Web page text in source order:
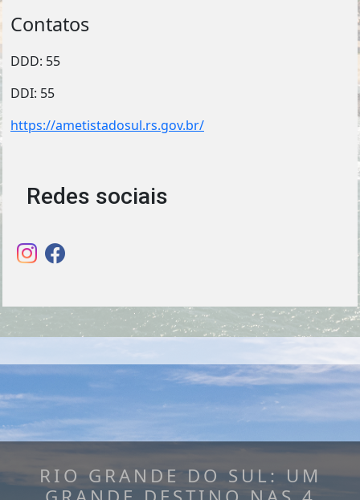
Contatos
DDD: 55
DDI: 55
https://ametistadosul.rs.gov.br/
Redes sociais
RIO GRANDE DO SUL: UM